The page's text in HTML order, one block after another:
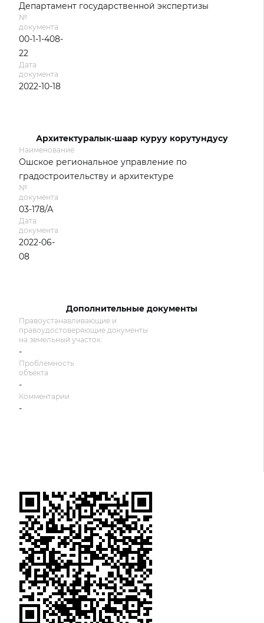
Департамент государственной экспертизы
№
документа
00-1-1-408-
22
Дата
документа
2022-10-18
Архитектуралык-шаар куруу корутундусу
Наименование
Ошское региональное управление по
градостроительству и архитектуре
№
документа
03-178/А
Дата
документа
2022-06-
08
Дополнительные документы
Правоустанавливающие и
правоудостоверяющие документы
на земельный участок
-
Проблемность
объекта
-
Комментарии
-